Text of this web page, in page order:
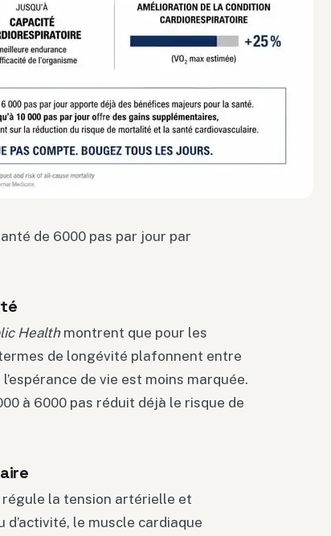
de 6000 pas par jour par
Healthmontrent que pour les
de longévité plafonnent entre
de vie est moins marquée.
à 6000 pas réduit déjà le risque de
la tension artérielle et
le muscle cardiaque